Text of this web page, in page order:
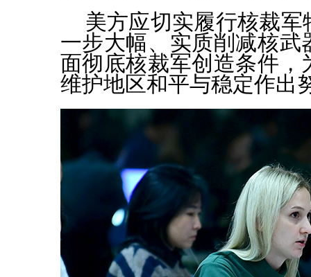
美方应切实履行核裁
一步大幅、实质削减核武
面彻底核裁军创造条件，
维护地区和平与稳定作出